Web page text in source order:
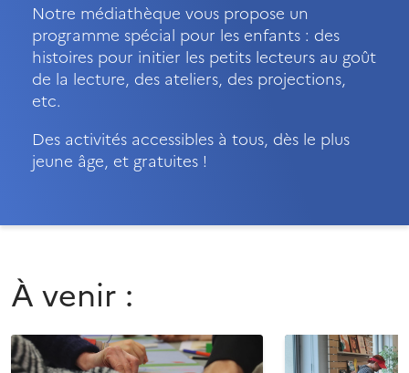
Notre médiathèque vous propose un
programme spécial pour les enfants : des
histoires pour initier les petits lecteurs au goût
de la lecture, des ateliers, des projections,
etc.
Des activités accessibles à tous, dès le plus
jeune âge, et gratuites !
À venir :